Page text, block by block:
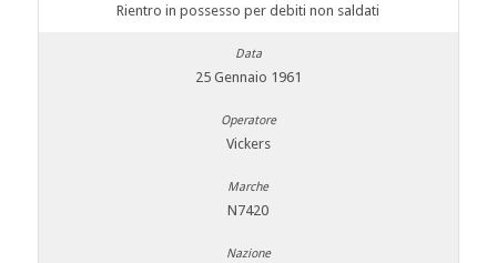
Rientro in possesso per debiti non saldati
25 Gennaio 1961
Vickers
N7420